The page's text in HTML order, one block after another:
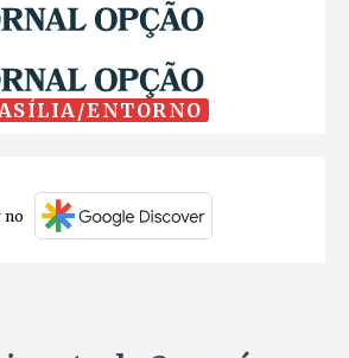
ENTORNO
no